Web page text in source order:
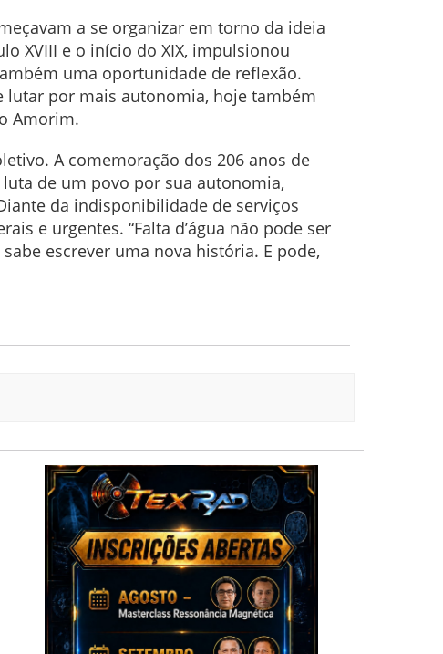
a se organizar em torno da ideia
XVIII e o início do XIX, impulsionou
uma oportunidade de reflexão.
lutar por mais autonomia, hoje também
Amorim.
A comemoração dos 206 anos de
de um povo por sua autonomia,
da indisponibilidade de serviços
e urgentes. “Falta d’água não pode ser
escrever uma nova história. E pode,